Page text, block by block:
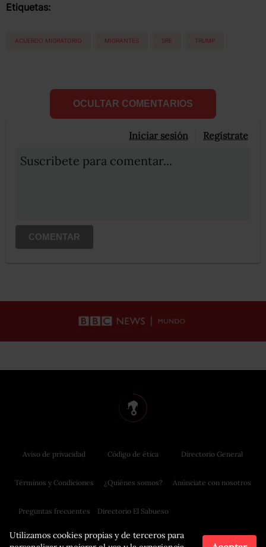
Etiquetas:
ACUERDO MIGRATORIO MIGRANTES SRE TRUMP
OCULTAR COMENTARIOS
Iniciar sesión Registrate
Suscribete para comentar...
COMENTAR
Utilizamos cookies propias y de terceros para
Aviso de privacidad
Términos y Condiciones
Preguntas frecuentes
Código de ética
¿Quiénes somos?
Directorio El Sabueso
Directorio General
Anúnciate con nosotros